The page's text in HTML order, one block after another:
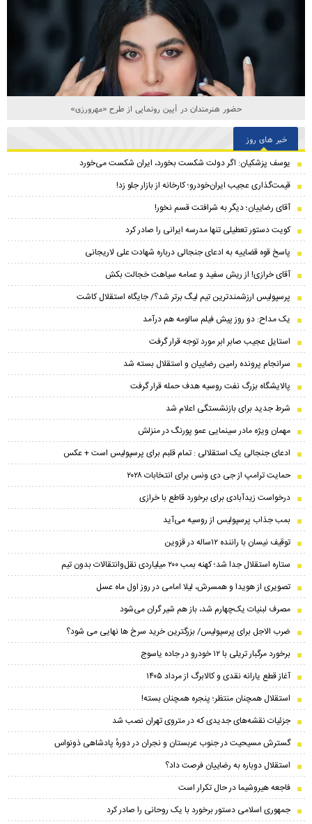
حضور هنرمندان در آیین رونمایی از طرح «مهرورزی»
خبر های روز
یوسف پزشکیان: اگر دولت شکست بخورد، ایران شکست می‌خورد
قیمت‌گذاری عجیب ایران‌خودرو؛ کارخانه از بازار جلو زد!
آقای رضاییان؛ دیگر به شرافتت قسم نخور!
کویت دستور تعطیلی تنها مدرسه ایرانی را صادر کرد
پاسخ قوه قضاییه به ادعای جنجالی درباره شهادت علی لاریجانی
آقای خرازی! از ریش سفید و عمامه سیاهت خجالت بکش
پرسپولیس ارزشمندترین تیم لیگ برتر شد؟/ جایگاه استقلال کاشت
یک مداح: دو روز پیش فیلم سالومه هم درآمد
استایل عجیب صابر ابر مورد توجه قرار گرفت
سرانجام پرونده رامین رضاییان و استقلال بسته شد
پالایشگاه بزرگ نفت روسیه هدف حمله قرار گرفت
شرط جدید برای بازنشستگی اعلام شد
مهمان ویژه مادر سینمایی عمو پورنگ در منزلش
ادعای جنجالی یک استقلالی : تمام قلبم برای پرسپولیس است + عکس
حمایت ترامپ از جی دی ونس برای انتخابات ۲۰۲۸
درخواست زیدآبادی برای برخورد قاطع با خرازی
بمب جذاب پرسپولیس از روسیه می‌آید
توقیف نیسان با راننده ۱۲ساله در قزوین
ستاره استقلال جدا شد؛ کهنه بمب ۲۰۰ میلیاردی نقل‌وانتقالات بدون تیم
تصویری از هویدا و همسرش، لیلا امامی در روز اول ماه عسل
مصرف لبنیات یک‌چهارم شد، باز هم شیر گران می‌شود
ضرب الاجل برای پرسپولیس/ بزرگترین خرید سرخ ها نهایی می شود؟
برخورد مرگبار تریلی با ۱۲ خودرو در جاده یاسوج
آغاز قطع یارانه نقدی و کالابرگ از مرداد ۱۴۰۵
استقلال همچنان منتظر؛ پنجره همچنان بسته!
جزئیات نقشه‌های جدیدی که در متروی تهران نصب شد
گسترش مسیحیت در جنوب عربستان و نجران در دورهٔ پادشاهی ذونواس
استقلال دوباره به رضاییان فرصت داد؟
فاجعه هیروشیما در حال تکرار است
جمهوری اسلامی دستور برخورد با یک روحانی را صادر کرد